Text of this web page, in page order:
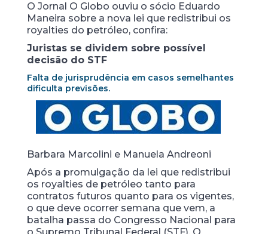
O Jornal O Globo ouviu o sócio Eduardo
Maneira sobre a nova lei que redistribui os
royalties do petróleo, confira:
Juristas se dividem sobre possível
decisão do STF
Falta de jurisprudência em casos semelhantes
dificulta previsões.
Barbara Marcolini e Manuela Andreoni
Após a promulgação da lei que redistribui
os royalties de petróleo tanto para
contratos futuros quanto para os vigentes,
o que deve ocorrer semana que vem, a
batalha passa do Congresso Nacional para